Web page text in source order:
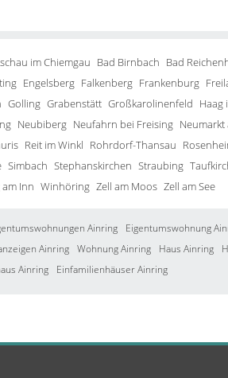
im Chiemgau Bad Birnbach Bad
Engelsberg Falkenberg Frankenburg
Golling Grabenstätt Großkarolinenfeld Haag
Neubiberg Neufahrn bei Freising Neumarkt
Reit im Winkl Rohrdorf-Thansau
Simbach Stephanskirchen Straubing
Inn Winhöring Zell am Moos Zell am See
Ainring Eigentumswohnung
Ainring Wohnung Ainring Haus Ainring
Ainring Einfamilienhäuser Ainring